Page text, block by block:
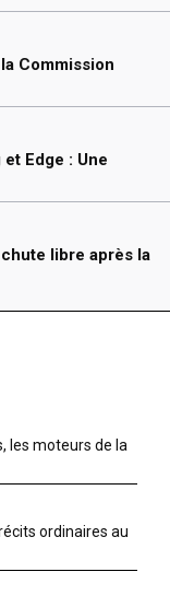
Commission
Edge : Une
libre après la
les moteurs de la
ordinaires au